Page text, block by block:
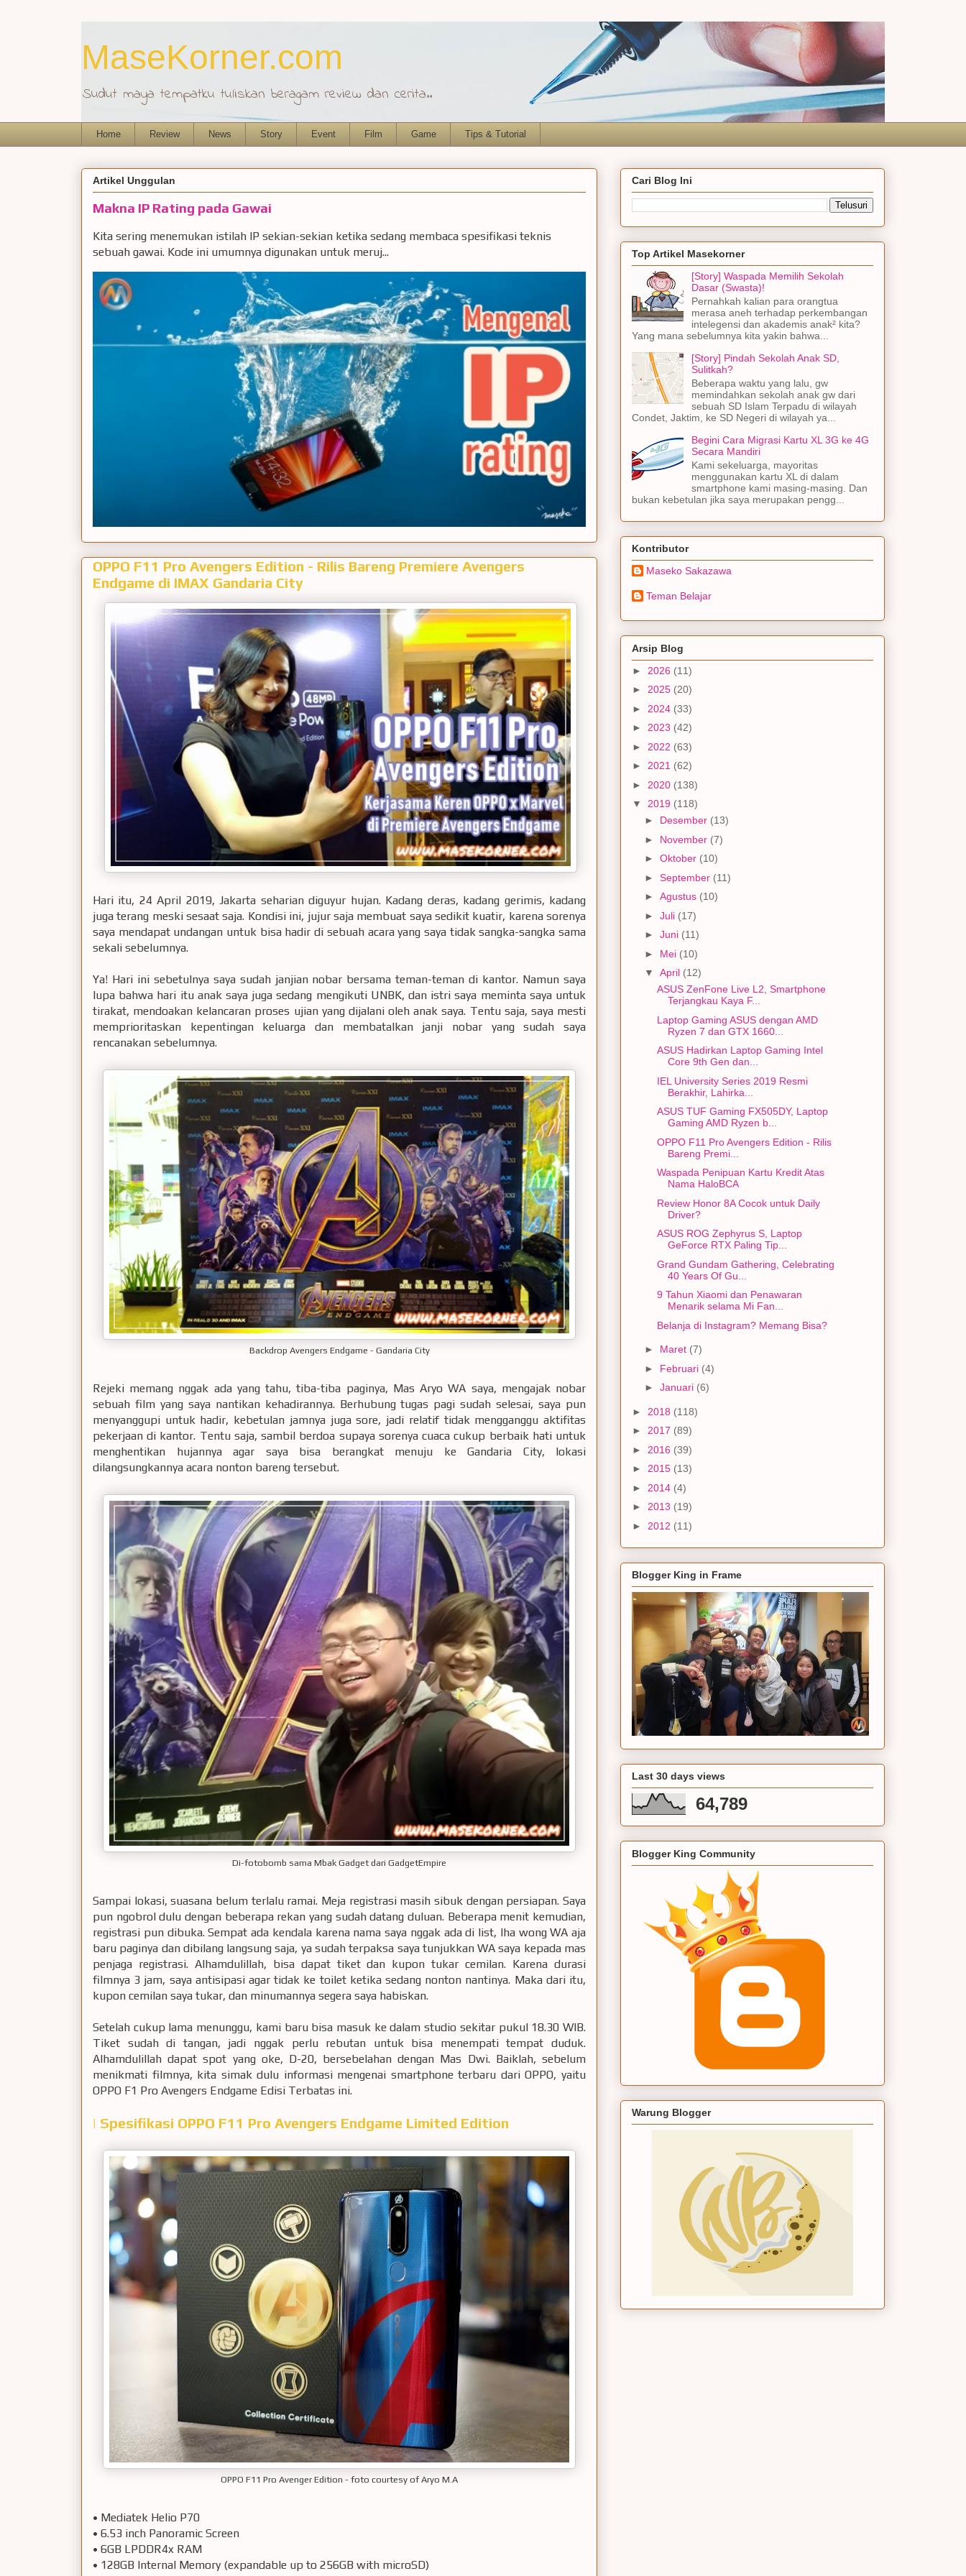
MaseKorner.com
Sudut maya tempatku tuliskan beragam review dan cerita..
Home Review News Story Event Film Game Tips & Tutorial
Artikel Unggulan
Makna IP Rating pada Gawai
Kita sering menemukan istilah IP sekian-sekian ketika sedang membaca spesifikasi teknis
sebuah gawai. Kode ini umumnya digunakan untuk meruj...
OPPO F11 Pro Avengers Edition - Rilis Bareng Premiere Avengers
Endgame di IMAX Gandaria City
Hari itu, 24 April 2019, Jakarta seharian diguyur hujan. Kadang deras, kadang gerimis, kadang
juga terang meski sesaat saja. Kondisi ini, jujur saja membuat saya sedikit kuatir, karena sorenya
saya mendapat undangan untuk bisa hadir di sebuah acara yang saya tidak sangka-sangka sama
sekali sebelumnya.
Ya! Hari ini sebetulnya saya sudah janjian nobar bersama teman-teman di kantor. Namun saya
lupa bahwa hari itu anak saya juga sedang mengikuti UNBK, dan istri saya meminta saya untuk
tirakat, mendoakan kelancaran proses ujian yang dijalani oleh anak saya. Tentu saja, saya mesti
memprioritaskan kepentingan keluarga dan membatalkan janji nobar yang sudah saya
rencanakan sebelumnya.
Backdrop Avengers Endgame - Gandaria City
Rejeki memang nggak ada yang tahu, tiba-tiba paginya, Mas Aryo WA saya, mengajak nobar
sebuah film yang saya nantikan kehadirannya. Berhubung tugas pagi sudah selesai, saya pun
menyanggupi untuk hadir, kebetulan jamnya juga sore, jadi relatif tidak mengganggu aktifitas
pekerjaan di kantor. Tentu saja, sambil berdoa supaya sorenya cuaca cukup berbaik hati untuk
menghentikan hujannya agar saya bisa berangkat menuju ke Gandaria City, lokasi
dilangsungkannya acara nonton bareng tersebut.
Di-fotobomb sama Mbak Gadget dari GadgetEmpire
Sampai lokasi, suasana belum terlalu ramai. Meja registrasi masih sibuk dengan persiapan. Saya
pun ngobrol dulu dengan beberapa rekan yang sudah datang duluan. Beberapa menit kemudian,
registrasi pun dibuka. Sempat ada kendala karena nama saya nggak ada di list, lha wong WA aja
baru paginya dan dibilang langsung saja, ya sudah terpaksa saya tunjukkan WA saya kepada mas
penjaga registrasi. Alhamdulillah, bisa dapat tiket dan kupon tukar cemilan. Karena durasi
filmnya 3 jam, saya antisipasi agar tidak ke toilet ketika sedang nonton nantinya. Maka dari itu,
kupon cemilan saya tukar, dan minumannya segera saya habiskan.
Setelah cukup lama menunggu, kami baru bisa masuk ke dalam studio sekitar pukul 18.30 WIB.
Tiket sudah di tangan, jadi nggak perlu rebutan untuk bisa menempati tempat duduk.
Alhamdulillah dapat spot yang oke, D-20, bersebelahan dengan Mas Dwi. Baiklah, sebelum
menikmati filmnya, kita simak dulu informasi mengenai smartphone terbaru dari OPPO, yaitu
OPPO F1 Pro Avengers Endgame Edisi Terbatas ini.
| Spesifikasi OPPO F11 Pro Avengers Endgame Limited Edition
OPPO F11 Pro Avenger Edition - foto courtesy of Aryo M.A
• Mediatek Helio P70
• 6.53 inch Panoramic Screen
• 6GB LPDDR4x RAM
• 128GB Internal Memory (expandable up to 256GB with microSD)
Cari Blog Ini
Top Artikel Masekorner
[Story] Waspada Memilih Sekolah
Dasar (Swasta)!
Pernahkah kalian para orangtua
merasa aneh terhadap perkembangan
intelegensi dan akademis anak² kita?
Yang mana sebelumnya kita yakin bahwa...
[Story] Pindah Sekolah Anak SD,
Sulitkah?
Beberapa waktu yang lalu, gw
memindahkan sekolah anak gw dari
sebuah SD Islam Terpadu di wilayah
Condet, Jaktim, ke SD Negeri di wilayah ya...
Begini Cara Migrasi Kartu XL 3G ke 4G
Secara Mandiri
Kami sekeluarga, mayoritas
menggunakan kartu XL di dalam
smartphone kami masing-masing. Dan
bukan kebetulan jika saya merupakan pengg...
Kontributor
Maseko Sakazawa
Teman Belajar
Arsip Blog
► 2026 (11)
► 2025 (20)
► 2024 (33)
► 2023 (42)
► 2022 (63)
► 2021 (62)
► 2020 (138)
▼ 2019 (118)
► Desember (13)
► November (7)
► Oktober (10)
► September (11)
► Agustus (10)
► Juli (17)
► Juni (11)
► Mei (10)
▼ April (12)
ASUS ZenFone Live L2, Smartphone
Terjangkau Kaya F...
Laptop Gaming ASUS dengan AMD
Ryzen 7 dan GTX 1660...
ASUS Hadirkan Laptop Gaming Intel
Core 9th Gen dan...
IEL University Series 2019 Resmi
Berakhir, Lahirka...
ASUS TUF Gaming FX505DY, Laptop
Gaming AMD Ryzen b...
OPPO F11 Pro Avengers Edition - Rilis
Bareng Premi...
Waspada Penipuan Kartu Kredit Atas
Nama HaloBCA
Review Honor 8A Cocok untuk Daily
Driver?
ASUS ROG Zephyrus S, Laptop
GeForce RTX Paling Tip...
Grand Gundam Gathering, Celebrating
40 Years Of Gu...
9 Tahun Xiaomi dan Penawaran
Menarik selama Mi Fan...
Belanja di Instagram? Memang Bisa?
► Maret (7)
► Februari (4)
► Januari (6)
► 2018 (118)
► 2017 (89)
► 2016 (39)
► 2015 (13)
► 2014 (4)
► 2013 (19)
► 2012 (11)
Blogger King in Frame
Last 30 days views
64,789
Blogger King Community
Warung Blogger